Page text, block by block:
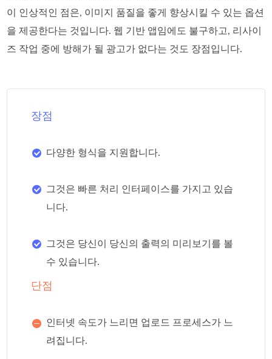
이 인상적인 점은, 이미지 품질을 좋게 향상시킬 수 있는 옵션
을 제공한다는 것입니다. 웹 기반 앱임에도 불구하고, 리사이
즈 작업 중에 방해가 될 광고가 없다는 것도 장점입니다.
장점
다양한 형식을 지원합니다.
그것은 빠른 처리 인터페이스를 가지고 있습
니다.
그것은 당신이 당신의 출력의 미리보기를 볼
수 있습니다.
단점
인터넷 속도가 느리면 업로드 프로세스가 느
려집니다.